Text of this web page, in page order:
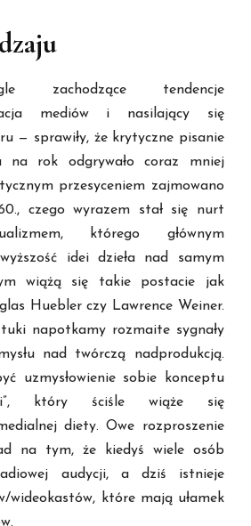
zachodzące tendencje
mediów i nasilający się
— sprawiły, że krytyczne pisanie
rok odgrywało coraz mniej
przesyceniem zajmowano
czego wyrazem stał się nurt
którego głównym
idei dzieła nad samym
wiążą się takie postacie jak
Huebler czy Lawrence Weiner.
napotkamy rozmaite sygnały
nad twórczą nadprodukcją.
uzmysłowienie sobie konceptu
który ściśle wiąże się
diety. Owe rozproszenie
na tym, że kiedyś wiele osób
audycji, a dziś istnieje
wideokastów, które mają ułamek